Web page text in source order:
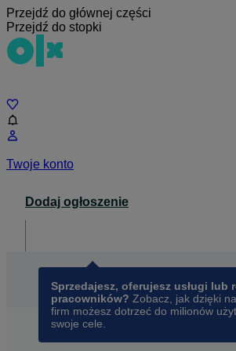
Przejdź do głównej części
Przejdź do stopki
Twoje konto
Dodaj ogłoszenie
Sprzedajesz, oferujesz usługi lub
pracowników? Zobacz, jak dzięki
firm możesz dotrzeć do milionów
swoje cele.